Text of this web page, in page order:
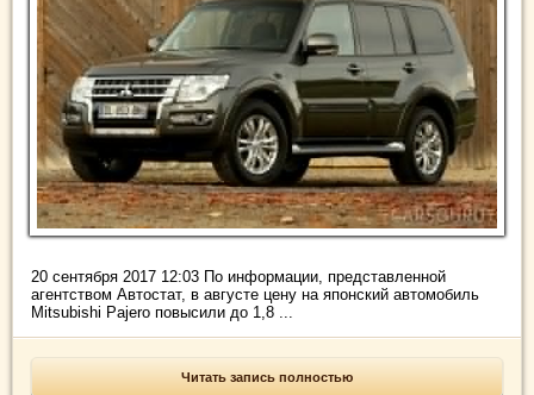
20 сентября 2017 12:03 По информации, представленной
агентством Автостат, в августе цену на японский автомобиль
Mitsubishi Pajero повысили до 1,8 ...
Читать запись полностью